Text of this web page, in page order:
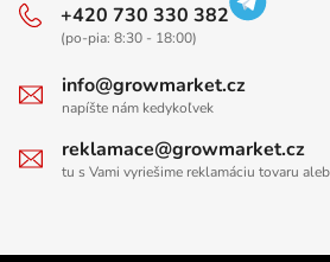
+420 730 330 382
(po-pia: 8:30 - 18:00)
info@growmarket.cz
napíšte nám kedykoľvek
reklamace@growmarket.cz
tu s Vami vyriešime reklamáciu tovaru